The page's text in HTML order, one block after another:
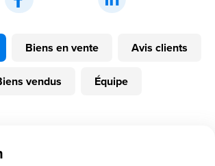
Biens en vente Avis clients
vendus Équipe